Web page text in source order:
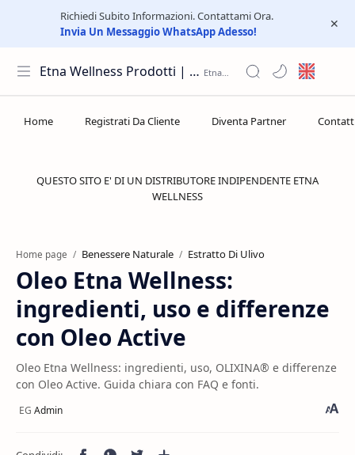
Richiedi Subito Informazioni. Contattami Ora.
Invia Un Messaggio WhatsApp Adesso!
Etna Wellness Prodotti | Distributore Elite Group
QUESTO SITO E' DI UN DISTRIBUTORE INDIPENDENTE ETNA
WELLNESS
Home page Benessere Naturale Estratto Di Ulivo
Oleo Etna Wellness:
ingredienti, uso e differenze
con Oleo Active
Oleo Etna Wellness: ingredienti, uso, OLIXINA® e differenze
con Oleo Active. Guida chiara con FAQ e fonti.